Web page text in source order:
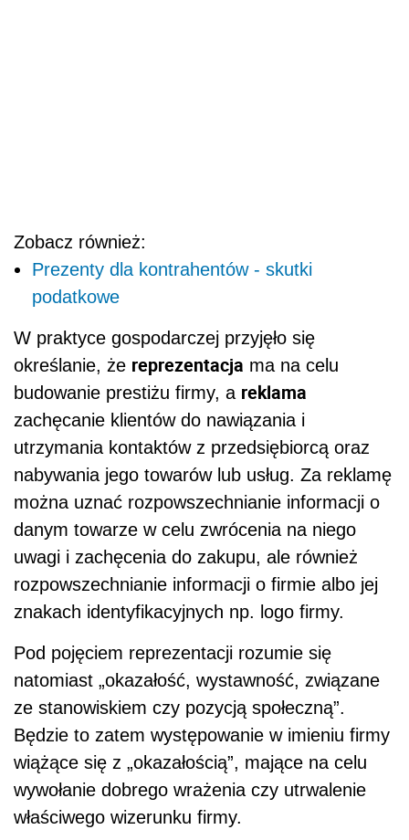
Zobacz również:
Prezenty dla kontrahentów - skutki
podatkowe
W praktyce gospodarczej przyjęło się
określanie, że reprezentacja ma na celu
budowanie prestiżu firmy, a reklama
zachęcanie klientów do nawiązania i
utrzymania kontaktów z przedsiębiorcą oraz
nabywania jego towarów lub usług. Za reklamę
można uznać rozpowszechnianie informacji o
danym towarze w celu zwrócenia na niego
uwagi i zachęcenia do zakupu, ale również
rozpowszechnianie informacji o firmie albo jej
znakach identyfikacyjnych np. logo firmy.
Pod pojęciem reprezentacji rozumie się
natomiast „okazałość, wystawność, związane
ze stanowiskiem czy pozycją społeczną”.
Będzie to zatem występowanie w imieniu firmy
wiążące się z „okazałością”, mające na celu
wywołanie dobrego wrażenia czy utrwalenie
właściwego wizerunku firmy.